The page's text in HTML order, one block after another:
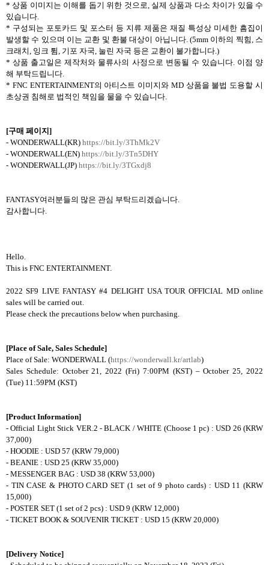
*상품 이미지는 이해를 돕기 위한 것으로, 실제 상품과 다소 차이가 있을 수
있습니다.
* 구성되는 포토카드 및 포스터 등 지류 제품은 재질 특성상 미세한 흠집이
발생할 수 있으며 이는 교환 및 환불 대상이 아닙니다. (5mm 이하의 찍힘, 스
크래치, 잉크 튐, 기포 자국, 눌린 자국 등은 교환이 불가합니다.)
*상품 출고일은 제작처와 물류사의 사정으로 변동될 수 있습니다. 이점 양
해 부탁드립니다.
* FNC ENTERTAINMENT의 아티스트 이미지와 MD 상품을 불법 도용할 시
초상권 침해로 법적인 책임을 물을 수 있습니다.
[구매 페이지 ]
- WONDERWALL(KR) https://bit.ly/3ThMk2V
- WONDERWALL(EN) https://bit.ly/3Tn5DHY
- WONDERWALL(JP) https://bit.ly/3TGxdj8
FANTASY여러분들의 많은 관심 부탁드리겠습니다.
감사합니다.
Hello.
This is FNC ENTERTAINMENT.
2022 SF9 LIVE FANTASY #4 DELIGHT USA TOUR OFFICIAL MD online
sales will be carried out.
Please check the precautions below when purchasing.
[Place of Sale, Sales Schedule]
Place of Sale: WONDERWALL (https://wonderwall.kr/artlab)
Sales Schedule: October 21, 2022 (Fri) 7:00PM (KST) – October 25, 2022
(Tue) 11:59PM (KST)
[Product Information]
- Official Light Stick VER.2 - BLACK / WHITE (Choose 1 pc) : USD 26 (KRW
37,000)
- HOODIE : USD 57 (KRW 79,000)
- BEANIE : USD 25 (KRW 35,000)
- MESSENGER BAG : USD 38 (KRW 53,000)
- TIN CASE & PHOTO CARD SET (1 set of 9 photo cards) : USD 11 (KRW
15,000)
- POSTER SET (1 set of 2 pcs) : USD 9 (KRW 12,000)
- TICKET BOOK & SOUVENIR TICKET : USD 15 (KRW 20,000)
[Delivery Notice]